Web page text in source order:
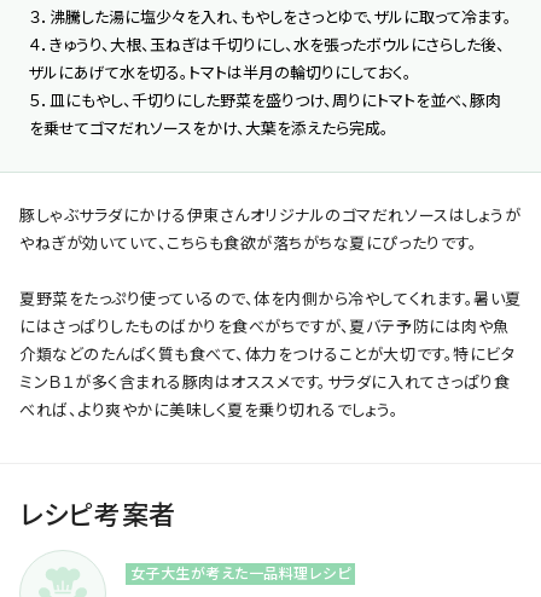
３．沸騰した湯に塩少々を入れ、もやしをさっとゆで、ザルに取って冷ます。
４．きゅうり、大根、玉ねぎは千切りにし、水を張ったボウルにさらした後、
ザルにあげて水を切る。トマトは半月の輪切りにしておく。
５．皿にもやし、千切りにした野菜を盛りつけ、周りにトマトを並べ、豚肉
を乗せてゴマだれソースをかけ、大葉を添えたら完成。
豚しゃぶサラダにかける伊東さんオリジナルのゴマだれソースはしょうが
やねぎが効いていて、こちらも食欲が落ちがちな夏にぴったりです。
夏野菜をたっぷり使っているので、体を内側から冷やしてくれます。暑い夏
にはさっぱりしたものばかりを食べがちですが、夏バテ予防には肉や魚
介類などのたんぱく質も食べて、体力をつけることが大切です。特にビタ
ミンＢ１が多く含まれる豚肉はオススメです。サラダに入れてさっぱり食
べれば、より爽やかに美味しく夏を乗り切れるでしょう。
レシピ考案者
女子大生が考えた一品料理レシピ